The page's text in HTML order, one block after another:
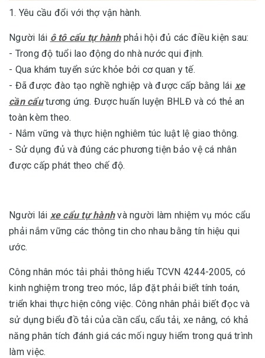
1. Yêu cầu đổi với thợ vận hành.
Người lái ô tô cẩu tự hànhphải hội đủ các điều kiện sau:
- Trong độ tuổi lao động do nhà nước qui định.
- Qua khám tuyển sức khỏe bởi cơ quan y tế.
- Đã được đào tạo nghề nghiệp và được cấp bằng lái xe
cần cẩutương ứng. Được huấn luyện BHLĐ và có thẻ an
toàn kèm theo.
- Nắm vững và thực hiện nghiêm túc luật lệ giao thông.
- Sử dụng đủ và đúng các phương tiện bảo vệ cá nhân
được cấp phát theo chế độ.
Người lái xe cẩu tự hànhvà người làm nhiệm vụ móc cẩu
phải nắm vững các thông tin cho nhau bằng tín hiệu qui
ước.
Công nhân móc tải phải thông hiểu TCVN 4244-2005, có
kinh nghiệm trong treo móc, lắp đặt phải biết tính toán,
triển khai thực hiện công việc. Công nhân phải biết đọc và
sử dụng biểu đồ tải của cần cẩu, cẩu tải, xe nâng, có khả
năng phân tích đánh giá các mối nguy hiểm trong quá trình
làm việc.